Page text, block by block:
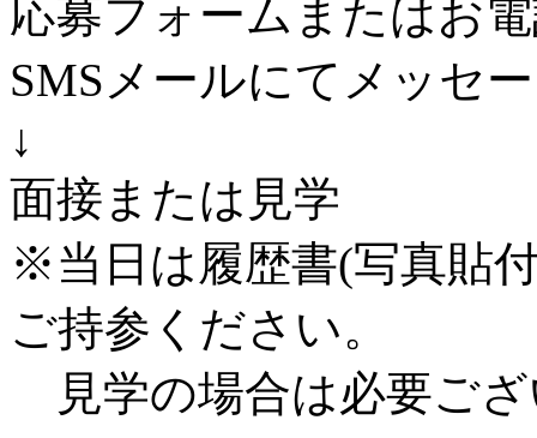
応募フォームまたはお
SMSメールにてメッセ
↓
面接または見学
※当日は履歴書(写真貼
ご持参ください。
見学の場合は必要ご